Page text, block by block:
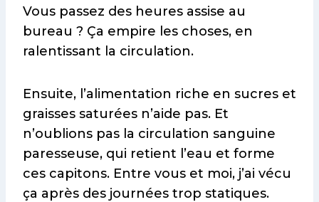
Vous passez des heures assise au
bureau ? Ça empire les choses, en
ralentissant la circulation.
Ensuite, l’alimentation riche en sucres et
graisses saturées n’aide pas. Et
n’oublions pas la circulation sanguine
paresseuse, qui retient l’eau et forme
ces capitons. Entre vous et moi, j’ai vécu
ça après des journées trop statiques.